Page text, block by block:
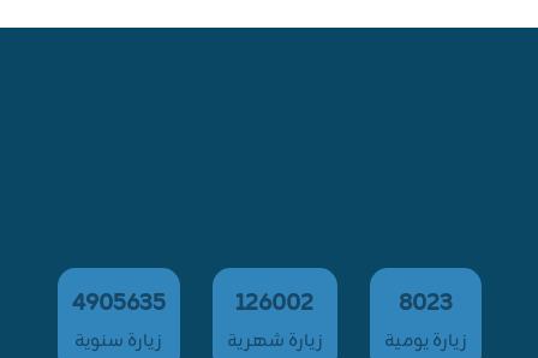
8023
زيارة يومية
126002
زيارة شهرية
4905635
زيارة سنوية